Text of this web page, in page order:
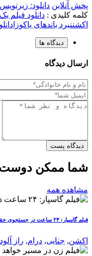
پخش آنلاین دانلود: زیرنویس
کلمه کلیدی : دانلود فیلم
اکشننبرد باندهای یاکوزا
دیدگاه ها
ارسال دیدگاه
دیدگاه پست
شما ممکن دوست
مشاهده همه
فیلم گاسپار: ۲۴ ساعت در جستجوی حقیقت
اکشن, جنایی, درام, راز آلود